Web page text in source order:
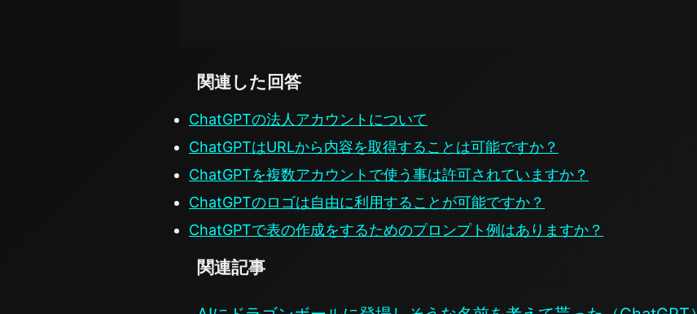
関連した回答
ChatGPTの法人アカウントについて
ChatGPTはURLから内容を取得することは可能ですか？
ChatGPTを複数アカウントで使う事は許可されていますか？
ChatGPTのロゴは自由に利用することが可能ですか？
ChatGPTで表の作成をするためのプロンプト例はありますか？
関連記事